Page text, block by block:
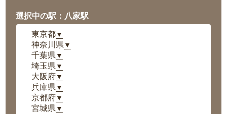
選択中の駅：八家駅
東京都▼
神奈川県 ▼
千葉県 ▼
埼玉県 ▼
大阪府▼
兵庫県 ▼
京都府▼
宮城県 ▼